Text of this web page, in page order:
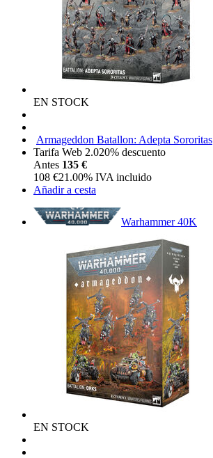
EN STOCK
Armageddon Batallon: Adepta Sororitas
Tarifa Web 2.020% descuento
Antes 135 €
108 €21.00% IVA incluido
Añadir a cesta
Warhammer 40K
EN STOCK